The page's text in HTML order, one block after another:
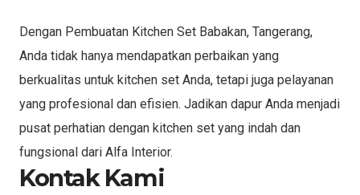
Dengan Pembuatan Kitchen Set Babakan, Tangerang,
Anda tidak hanya mendapatkan perbaikan yang
berkualitas untuk kitchen set Anda, tetapi juga pelayanan
yang profesional dan efisien. Jadikan dapur Anda menjadi
pusat perhatian dengan kitchen set yang indah dan
fungsional dari Alfa Interior.
Kontak Kami